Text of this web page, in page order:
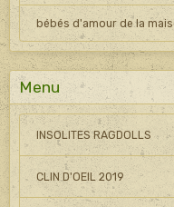
bébés d'amour de la
Menu
INSOLITES RAGDOLLS
CLIN D'OEIL 2019